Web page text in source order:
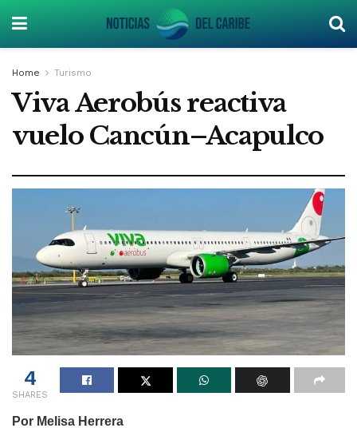
Home Turismo
Viva Aerobús reactiva
vuelo Cancún–Acapulco
4
SHARES
Por Melisa Herrera